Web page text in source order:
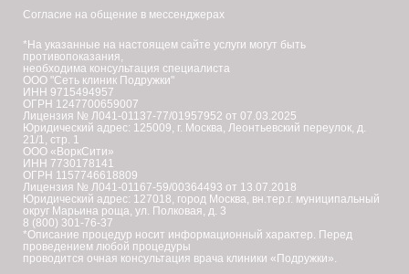
Согласие на общение в мессенджерах
*На указанные на настоящем сайте услуги могут быть
противопоказания,
необходима консультация специалиста
ООО "Сеть клиник Подружки"
ИНН 9715494957
ОГРН 1247700659007
Лицензия № Л041-01137-77/01957952 от 07.03.2025
Юридический адрес: 125009, г. Москва, Леонтьевский переулок, д.
21/1, стр. 1
ООО «ВоркСити»
ИНН 7730178141
ОГРН 1157746618809
Лицензия № Л041-01167-59/00364493 от 13.07.2018
Юридический адрес: 127018, город Москва, вн.тер.г. муниципальный
округ Марьина роща, ул. Полковая, д. 3
8 (800) 301-76-37
*Описание процедур носит информационный характер. Перед
проведением любой процедуры
проводится очная консультация врача клиники «Подружки».